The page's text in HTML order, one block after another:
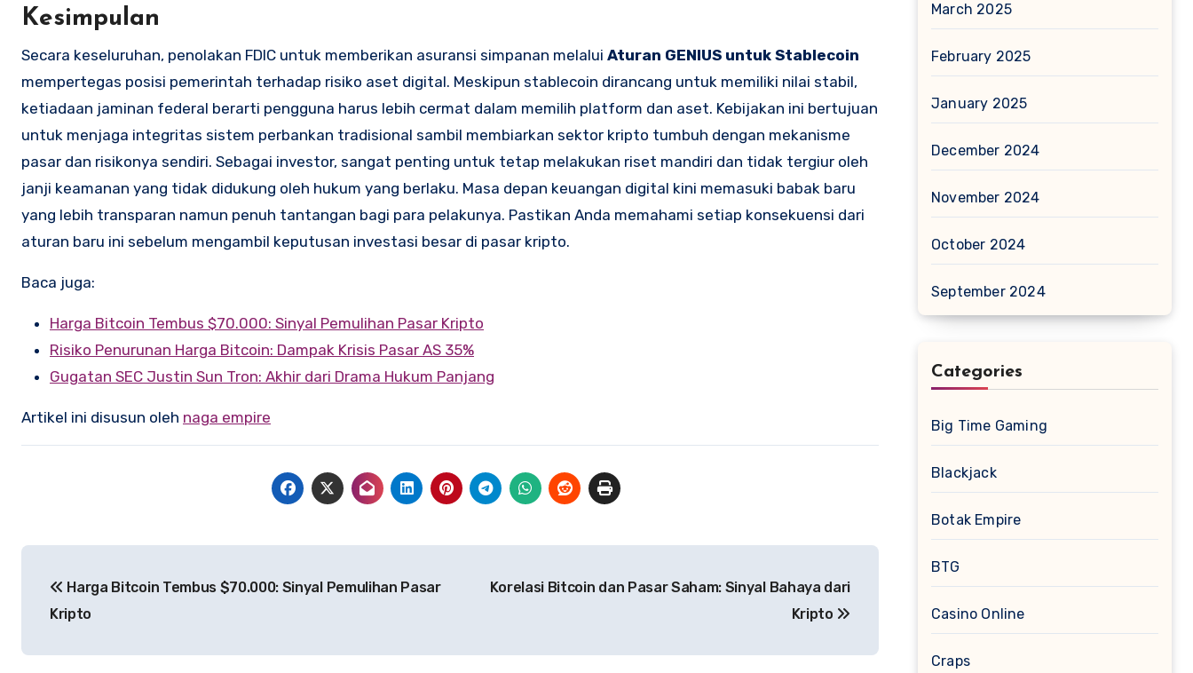
Kesimpulan
Secara keseluruhan, penolakan FDIC untuk memberikan asuransi simpanan melalui Aturan GENIUS untuk Stablecoin
mempertegas posisi pemerintah terhadap risiko aset digital. Meskipun stablecoin dirancang untuk memiliki nilai stabil,
ketiadaan jaminan federal berarti pengguna harus lebih cermat dalam memilih platform dan aset. Kebijakan ini bertujuan
untuk menjaga integritas sistem perbankan tradisional sambil membiarkan sektor kripto tumbuh dengan mekanisme
pasar dan risikonya sendiri. Sebagai investor, sangat penting untuk tetap melakukan riset mandiri dan tidak tergiur oleh
janji keamanan yang tidak didukung oleh hukum yang berlaku. Masa depan keuangan digital kini memasuki babak baru
yang lebih transparan namun penuh tantangan bagi para pelakunya. Pastikan Anda memahami setiap konsekuensi dari
aturan baru ini sebelum mengambil keputusan investasi besar di pasar kripto.
Baca juga:
Harga Bitcoin Tembus $70.000: Sinyal Pemulihan Pasar Kripto
Risiko Penurunan Harga Bitcoin: Dampak Krisis Pasar AS 35%
Gugatan SEC Justin Sun Tron: Akhir dari Drama Hukum Panjang
Artikel ini disusun oleh naga empire
navigation
Harga Bitcoin Tembus $70.000: Sinyal Pemulihan Pasar
Kripto
Korelasi Bitcoin dan Pasar Saham: Sinyal Bahaya dari
Kripto
March 2025
February 2025
January 2025
December 2024
November 2024
October 2024
September 2024
Categories
Big Time Gaming
Blackjack
Botak Empire
BTG
Casino Online
Craps